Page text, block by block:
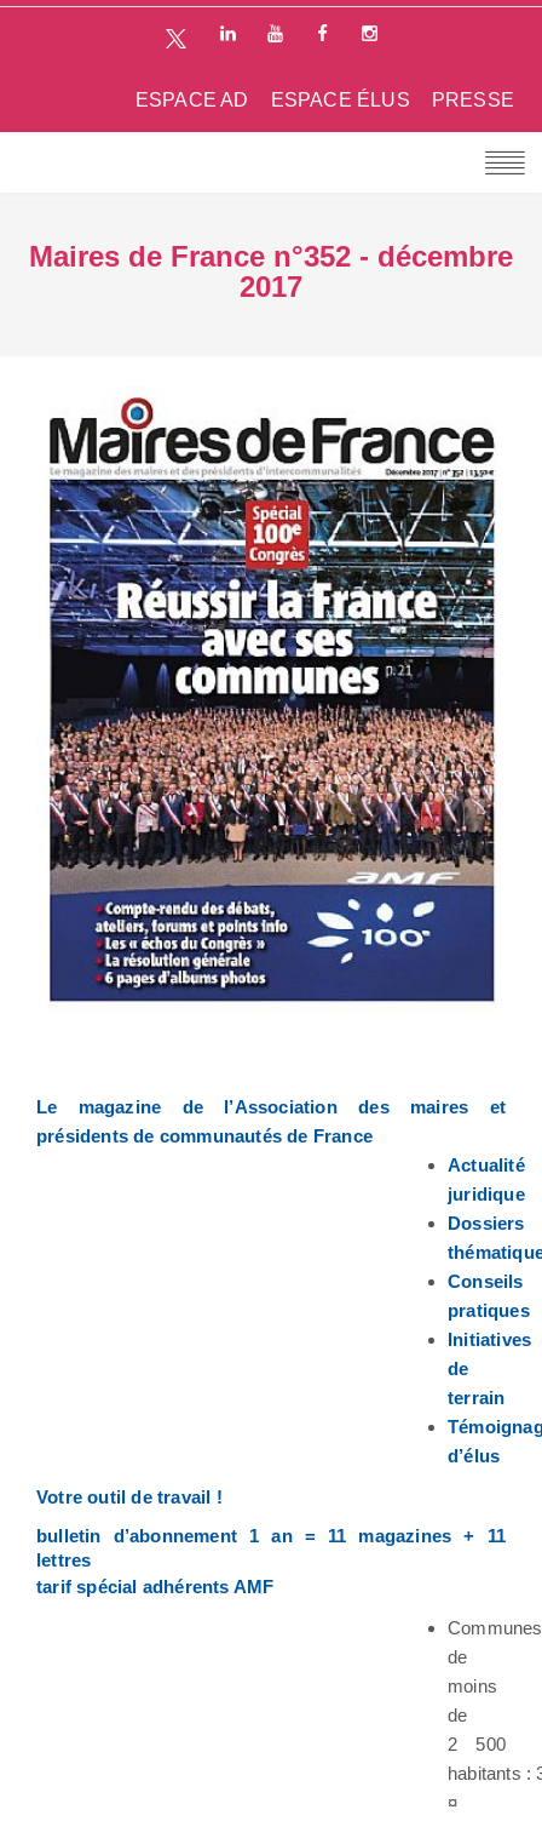
PRESSE
ESPACE ÉLUS
ESPACE AD
Maires de France n°352 - décembre
2017
Le magazine de l’Association des maires et
présidents de communautés de France
Actualité
juridique
Dossiers
Conseils
pratiques
Initiatives
de
terrain
d’élus
Votre outil de travail !
bulletin d’abonnement 1 an = 11 magazines + 11
lettres
tarif spécial adhérents AMF
Communes
de
moins
de
2 500
habitants :
¤